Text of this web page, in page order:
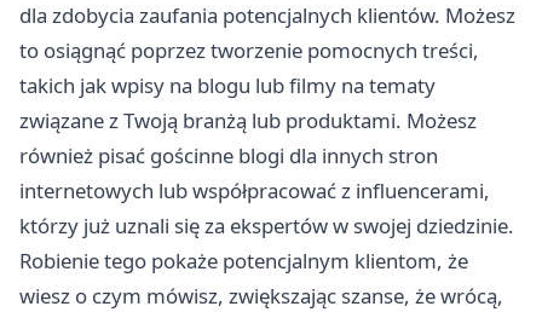
dla zdobycia zaufania potencjalnych klientów. Możesz
to osiągnąć poprzez tworzenie pomocnych treści,
takich jak wpisy na blogu lub filmy na tematy
związane z Twoją branżą lub produktami. Możesz
również pisać gościnne blogi dla innych stron
internetowych lub współpracować z influencerami,
którzy już uznali się za ekspertów w swojej dziedzinie.
Robienie tego pokaże potencjalnym klientom, że
wiesz o czym mówisz, zwiększając szanse, że wrócą,